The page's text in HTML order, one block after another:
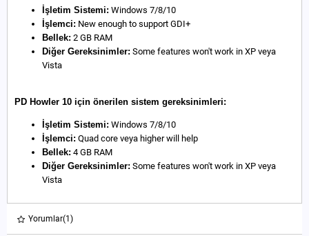
İşletim Sistemi: Windows 7/8/10
İşlemci: New enough to support GDI+
Bellek: 2 GB RAM
Diğer Gereksinimler: Some features won't work in XP veya
Vista
PD Howler 10 için önerilen sistem gereksinimleri:
İşletim Sistemi: Windows 7/8/10
İşlemci: Quad core veya higher will help
Bellek: 4 GB RAM
Diğer Gereksinimler: Some features won't work in XP veya
Vista
Yorumlar(1)